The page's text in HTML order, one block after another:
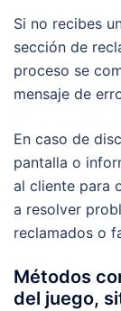
Si no recibes
sección de
proceso se
mensaje de
En caso de
pantalla o
al cliente para
a resolver
reclamados o
Métodos
del juego,